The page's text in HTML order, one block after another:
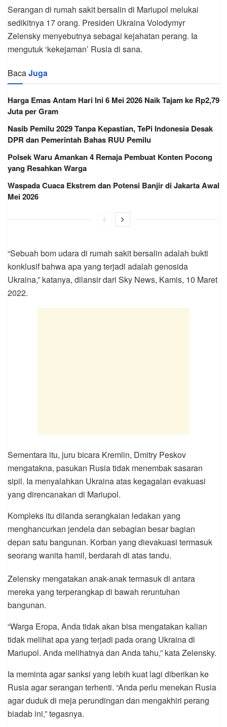
Serangan di rumah sakit bersalin di Mariupol melukai
sedikitnya 17 orang. Presiden Ukraina Volodymyr
Zelensky menyebutnya sebagai kejahatan perang. Ia
mengutuk ‘kekejaman’ Rusia di sana.
BacaJuga
Harga Emas Antam Hari Ini 6 Mei 2026 Naik Tajam ke Rp2,79
Juta per Gram
Nasib Pemilu 2029 Tanpa Kepastian, TePi Indonesia Desak
DPR dan Pemerintah Bahas RUU Pemilu
Polsek Waru Amankan 4 Remaja Pembuat Konten Pocong
yang Resahkan Warga
Waspada Cuaca Ekstrem dan Potensi Banjir di Jakarta Awal
Mei 2026
“Sebuah bom udara di rumah sakit bersalin adalah bukti
konklusif bahwa apa yang terjadi adalah genosida
Ukraina,” katanya, dilansir dari Sky News, Kamis, 10 Maret
2022.
Sementara itu, juru bicara Kremlin, Dmitry Peskov
mengatakna, pasukan Rusia tidak menembak sasaran
sipil. Ia menyalahkan Ukraina atas kegagalan evakuasi
yang direncanakan di Mariupol.
Kompleks itu dilanda serangkaian ledakan yang
menghancurkan jendela dan sebagian besar bagian
depan satu bangunan. Korban yang dievakuasi termasuk
seorang wanita hamil, berdarah di atas tandu.
Zelensky mengatakan anak-anak termasuk di antara
mereka yang terperangkap di bawah reruntuhan
bangunan.
“Warga Eropa, Anda tidak akan bisa mengatakan kalian
tidak melihat apa yang terjadi pada orang Ukraina di
Mariupol. Anda melihatnya dan Anda tahu,” kata Zelensky.
Ia meminta agar sanksi yang lebih kuat lagi diberikan ke
Rusia agar serangan terhenti. “Anda perlu menekan Rusia
agar duduk di meja perundingan dan mengakhiri perang
biadab ini,” tegasnya.